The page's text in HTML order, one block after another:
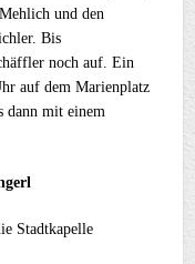
und den
Bis
noch auf. Ein
auf dem Marienplatz
dann mit einem
Stadtkapelle